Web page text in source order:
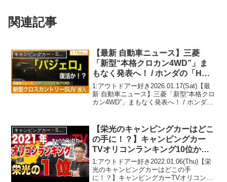
関連記事
キャンピングカー・SUV人気車種
【最新 自動車ニュース】三菱
「新型“本格クロカン4WD”」ま
もなく発表へ！ / ホンダの「Hマ
ーク」“全面刷新” / トヨタが「ハ
イエース」一部改良を発表
（2026年1月16日)|くるまのニュ
1:アウトドアー好き2026.01.17(Sat)【最
新 自動車ニュース】三菱「新型“本格クロ
カン4WD”」まもなく発表へ！ / ホンダの
日)|くるまのニ...
【栄光のキャンピングカーはどこ
の手に！？】キャンピングカー
TVオリコンランキング10位から6
位を紹介！
1:アウトドアー好き2022.01.06(Thu)【栄
光のキャンピングカーはどこの手
に！？】キャンピングカーTVオリコンラ